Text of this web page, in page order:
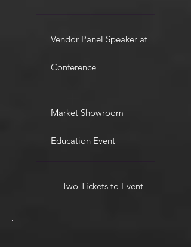
Vendor Panel Speaker at
Conference
Market Showroom
Education Event
Two Tickets to Event